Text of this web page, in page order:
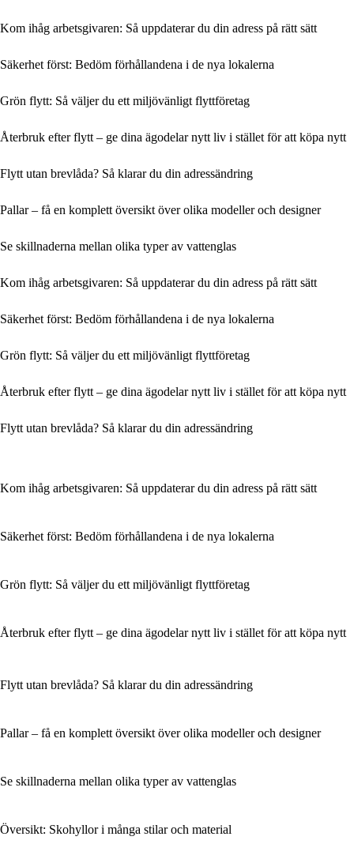
Kom ihåg arbetsgivaren: Så uppdaterar du din adress på rätt sätt
Säkerhet först: Bedöm förhållandena i de nya lokalerna
Grön flytt: Så väljer du ett miljövänligt flyttföretag
Återbruk efter flytt – ge dina ägodelar nytt liv i stället för att köpa nytt
Flytt utan brevlåda? Så klarar du din adressändring
Pallar – få en komplett översikt över olika modeller och designer
Se skillnaderna mellan olika typer av vattenglas
Kom ihåg arbetsgivaren: Så uppdaterar du din adress på rätt sätt
Säkerhet först: Bedöm förhållandena i de nya lokalerna
Grön flytt: Så väljer du ett miljövänligt flyttföretag
Återbruk efter flytt – ge dina ägodelar nytt liv i stället för att köpa nytt
Flytt utan brevlåda? Så klarar du din adressändring
Kom ihåg arbetsgivaren: Så uppdaterar du din adress på rätt sätt
Säkerhet först: Bedöm förhållandena i de nya lokalerna
Grön flytt: Så väljer du ett miljövänligt flyttföretag
Återbruk efter flytt – ge dina ägodelar nytt liv i stället för att köpa nytt
Flytt utan brevlåda? Så klarar du din adressändring
Pallar – få en komplett översikt över olika modeller och designer
Se skillnaderna mellan olika typer av vattenglas
Översikt: Skohyllor i många stilar och material